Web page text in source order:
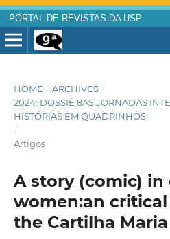
PORTAL DE REVISTAS DA USP
HOME / ARCHIVES /
2024: DOSSIÊ 8AS JORNADAS
HISTÓRIAS EM QUADRINHOS
/
Artigos
A story (comic) in
women:an
the Cartilha